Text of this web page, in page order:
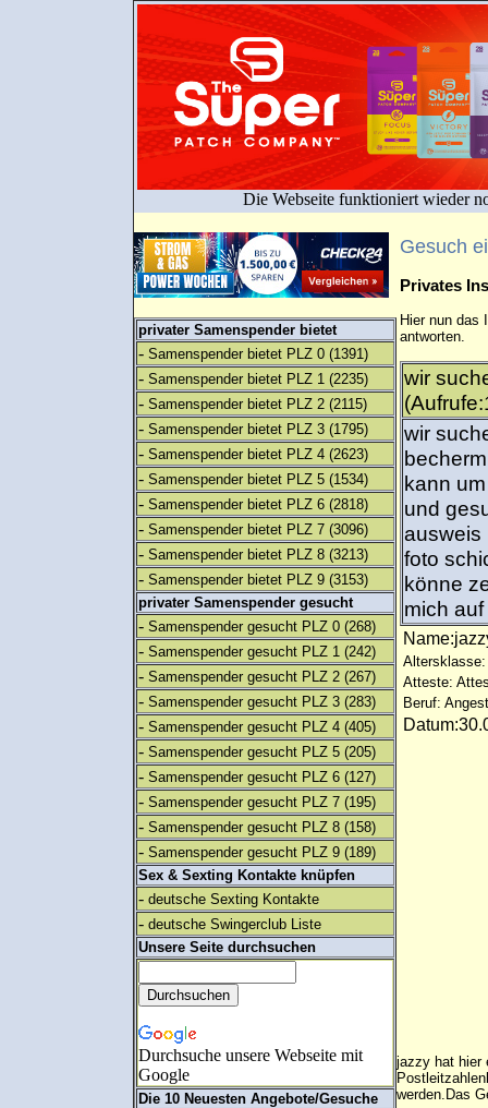
Die Webseite funktioniert wieder
privater Samenspender bietet
- Samenspender bietet PLZ 0 (1391)
- Samenspender bietet PLZ 1 (2235)
- Samenspender bietet PLZ 2 (2115)
- Samenspender bietet PLZ 3 (1795)
- Samenspender bietet PLZ 4 (2623)
- Samenspender bietet PLZ 5 (1534)
- Samenspender bietet PLZ 6 (2818)
- Samenspender bietet PLZ 7 (3096)
- Samenspender bietet PLZ 8 (3213)
- Samenspender bietet PLZ 9 (3153)
privater Samenspender gesucht
- Samenspender gesucht PLZ 0 (268)
- Samenspender gesucht PLZ 1 (242)
- Samenspender gesucht PLZ 2 (267)
- Samenspender gesucht PLZ 3 (283)
- Samenspender gesucht PLZ 4 (405)
- Samenspender gesucht PLZ 5 (205)
- Samenspender gesucht PLZ 6 (127)
- Samenspender gesucht PLZ 7 (195)
- Samenspender gesucht PLZ 8 (158)
- Samenspender gesucht PLZ 9 (189)
Sex & Sexting Kontakte knüpfen
- deutsche Sexting Kontakte
- deutsche Swingerclub Liste
Unsere Seite durchsuchen
Durchsuche unsere Webseite mit
Google
Die 10 Neuesten Angebote/Gesuche
Gesuch
Privates
Hier nun das
antworten.
wir
wir
kann
und
ausweis
foto
könne
mich
Altersklasse:
Atteste:
Beruf:
jazzy hat hier
werden.Das